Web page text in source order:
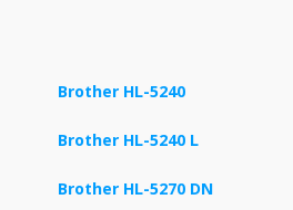
Brother HL-5240
Brother HL-5240 L
Brother HL-5270 DN